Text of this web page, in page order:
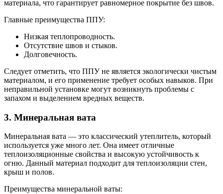
материала, что гарантирует равномерное покрытие без швов.
Главные преимущества ППУ:
Низкая теплопроводность.
Отсутствие швов и стыков.
Долговечность.
Следует отметить, что ППУ не является экологически чистым
материалом, и его применение требует особых навыков. При
неправильной установке могут возникнуть проблемы с
запахом и выделением вредных веществ.
3. Минеральная вата
Минеральная вата — это классический утеплитель, который
используется уже много лет. Она имеет отличные
теплоизоляционные свойства и высокую устойчивость к
огню. Данный материал подходит для теплоизоляции стен,
крыш и полов.
Преимущества минеральной ваты: